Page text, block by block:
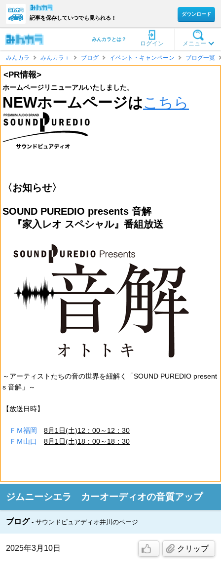
記事を保存していつでも見られる！
ダウンロード
メニュー
ログイン
みんカラとは？
みんカラ みんカラ＋ ブログ イベント・キャンペーン ブログ一覧
<PR情報>
ホームページリニューアルいたしました。
NEWホームページはこちら
〈お知らせ〉
SOUND PUREDIO presents 音解
『家入レオ スペシャル』番組放送
～アーティストたちの音の世界を紐解く「SOUND PUREDIO present
s 音解」～
【放送日時】
ＦＭ福岡
8月1日(土)12：00～12：30
ＦＭ山口
8月1日(土)18：00～18：30
ジムニーシエラ カーオーディオの音質アップ
ブログ サウンドピュアディオ井川のページ
2025年3月10日 クリップ